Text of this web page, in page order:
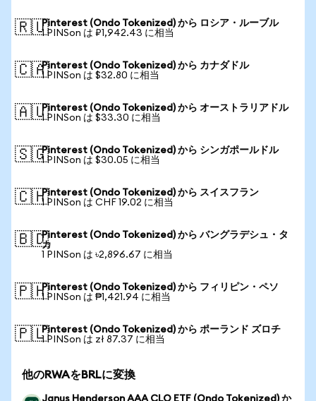
🇷🇺Pinterest (Ondo Tokenized) から ロシア・ルーブル
1 PINSon は ₽1,942.43 に相当
🇨🇦Pinterest (Ondo Tokenized) から カナダドル
1 PINSon は $32.80 に相当
🇦🇺Pinterest (Ondo Tokenized) から オーストラリアドル
1 PINSon は $33.30 に相当
🇸🇬Pinterest (Ondo Tokenized) から シンガポールドル
1 PINSon は $30.05 に相当
🇨🇭Pinterest (Ondo Tokenized) から スイスフラン
1 PINSon は CHF 19.02 に相当
🇧🇩Pinterest (Ondo Tokenized) から バングラデシュ・タ
カ
1 PINSon は ৳2,896.67 に相当
🇵🇭Pinterest (Ondo Tokenized) から フィリピン・ペソ
1 PINSon は ₱1,421.94 に相当
🇵🇱Pinterest (Ondo Tokenized) から ポーランド ズロチ
1 PINSon は zł 87.37 に相当
他のRWAをBRLに変換
Janus Henderson AAA CLO ETF (Ondo Tokenized) か